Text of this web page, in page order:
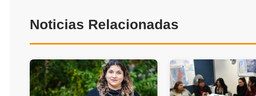
Noticias Relacionadas